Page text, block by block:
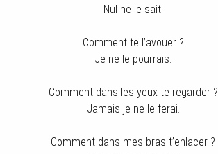
Nul ne le sait.
Comment te l’avouer ?
Je ne le pourrais.
Comment dans les yeux te regarder ?
Jamais je ne le ferai.
Comment dans mes bras t’enlacer ?